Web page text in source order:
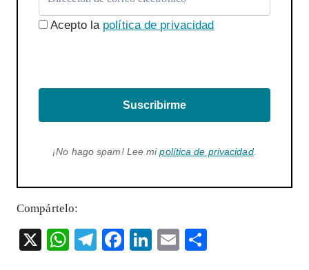
Acepto la política de privacidad
Suscribirme
¡No hago spam! Lee mipolítica de privacidad.
Compártelo:
X
W T
F
Li E